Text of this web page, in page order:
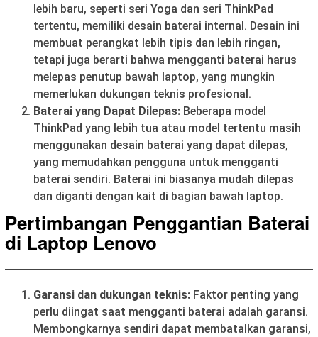
lebih baru, seperti seri Yoga dan seri ThinkPad
tertentu, memiliki desain baterai internal. Desain ini
membuat perangkat lebih tipis dan lebih ringan,
tetapi juga berarti bahwa mengganti baterai harus
melepas penutup bawah laptop, yang mungkin
memerlukan dukungan teknis profesional.
Baterai yang Dapat Dilepas: Beberapa model
ThinkPad yang lebih tua atau model tertentu masih
menggunakan desain baterai yang dapat dilepas,
yang memudahkan pengguna untuk mengganti
baterai sendiri. Baterai ini biasanya mudah dilepas
dan diganti dengan kait di bagian bawah laptop.
Pertimbangan Penggantian Baterai
di Laptop Lenovo
Garansi dan dukungan teknis: Faktor penting yang
perlu diingat saat mengganti baterai adalah garansi.
Membongkarnya sendiri dapat membatalkan garansi,